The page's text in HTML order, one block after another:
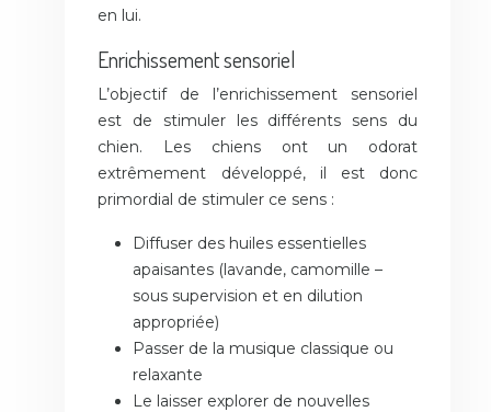
en lui.
Enrichissement sensoriel
L’objectif de l’enrichissement sensoriel
est de stimuler les différents sens du
chien. Les chiens ont un odorat
extrêmement développé, il est donc
primordial de stimuler ce sens :
Diffuser des huiles essentielles
apaisantes (lavande, camomille –
sous supervision et en dilution
appropriée)
Passer de la musique classique ou
relaxante
Le laisser explorer de nouvelles